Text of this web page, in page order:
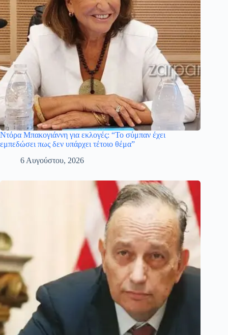
Ντόρα Μπακογιάννη για εκλογές: “Το σύμπαν έχει
εμπεδώσει πως δεν υπάρχει τέτοιο θέμα”
6 Αυγούστου, 2026